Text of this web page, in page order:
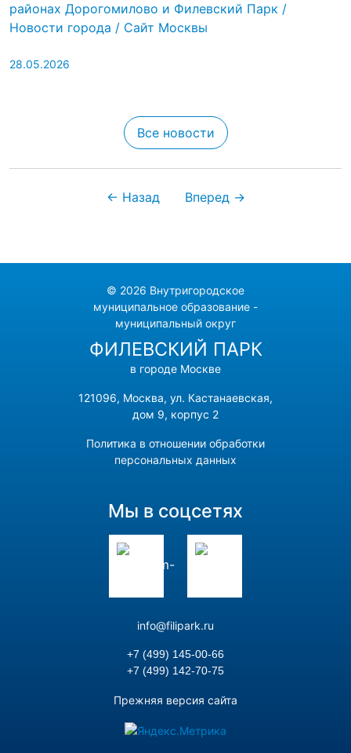
районах Дорогомилово и Филевский Парк /
Новости города / Сайт Москвы
28.05.2026
Все новости
← Назад Вперед →
© 2026 Внутригородское
муниципальное образование -
муниципальный округ
ФИЛЕВСКИЙ ПАРК
в городе Москве
121096, Москва, ул. Кастанаевская,
дом 9, корпус 2
Политика в отношении обработки
персональных данных
Мы в соцсетях
info@filipark.ru
+7 (499) 145-00-66
+7 (499) 142-70-75
Прежняя версия сайта